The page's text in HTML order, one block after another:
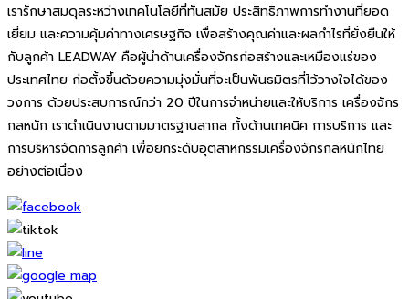
เรารักษาสมดุลระหว่างเทคโนโลยีที่ทันสมัย ประสิทธิภาพการทำงานที่ยอด
เยี่ยม และความคุ้มค่าทางเศรษฐกิจ เพื่อสร้างคุณค่าและผลกำไรที่ยั่งยืนให้
กับลูกค้า LEADWAY คือผู้นำด้านเครื่องจักรก่อสร้างและเหมืองแร่ของ
ประเทศไทย ก่อตั้งขึ้นด้วยความมุ่งมั่นที่จะเป็นพันธมิตรที่ไว้วางใจได้ของ
วงการ ด้วยประสบการณ์กว่า 20 ปีในการจำหน่ายและให้บริการ เครื่องจักร
กลหนัก เราดำเนินงานตามมาตรฐานสากล ทั้งด้านเทคนิค การบริการ และ
การบริหารจัดการลูกค้า เพื่อยกระดับอุตสาหกรรมเครื่องจักรกลหนักไทย
อย่างต่อเนื่อง